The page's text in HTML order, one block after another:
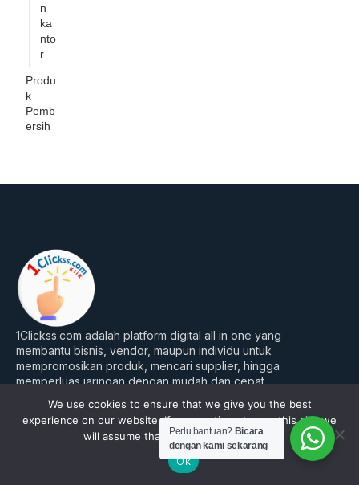
n
ka
nto
r
Produ
k
Pemb
ersih
1Clickss.com adalah platform digital all in one yang
membantu bisnis, vendor, maupun individu untuk
mempromosikan produk, mencari supplier, hingga
memperluas jaringan dengan mudah dan cepat.
u
I
n
s
a
c
e
Perusahaan Perlu bantuan? Bicara
dengan kami sekarang
We use cookies to ensure that we give you the best
experience on our website. If you continue to use this site we
will assume that you are happy with it.
Ok